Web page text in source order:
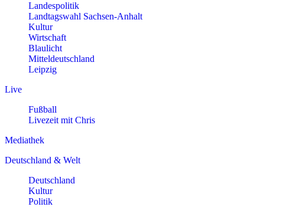
Landespolitik
Landtagswahl Sachsen-Anhalt
Kultur
Wirtschaft
Blaulicht
Mitteldeutschland
Leipzig
Live
Fußball
Livezeit mit Chris
Mediathek
Deutschland & Welt
Deutschland
Kultur
Politik